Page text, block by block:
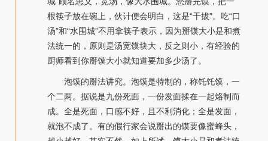
根筷子放在碗上，伙计便会明白，这是“干拔”。吃“口
汤”和“水围城”不用拿筷子表示，因为掰馍大小是和煮
法统一的，原则是汤宽馍块大，反之则小，有经验的
厨师看到你掰馍大小就知道要加多少汤了。
泡馍的掰法讲究。泡馍是特制的，称饦饦馍，一
个二两。据说是九份死面，一份发面揉在一起烙制而
成。全是死面，口感不好，且不利消化；全是发面，
就泡不成了。有的假行家会说掰出的馍要像蜜蜂头，